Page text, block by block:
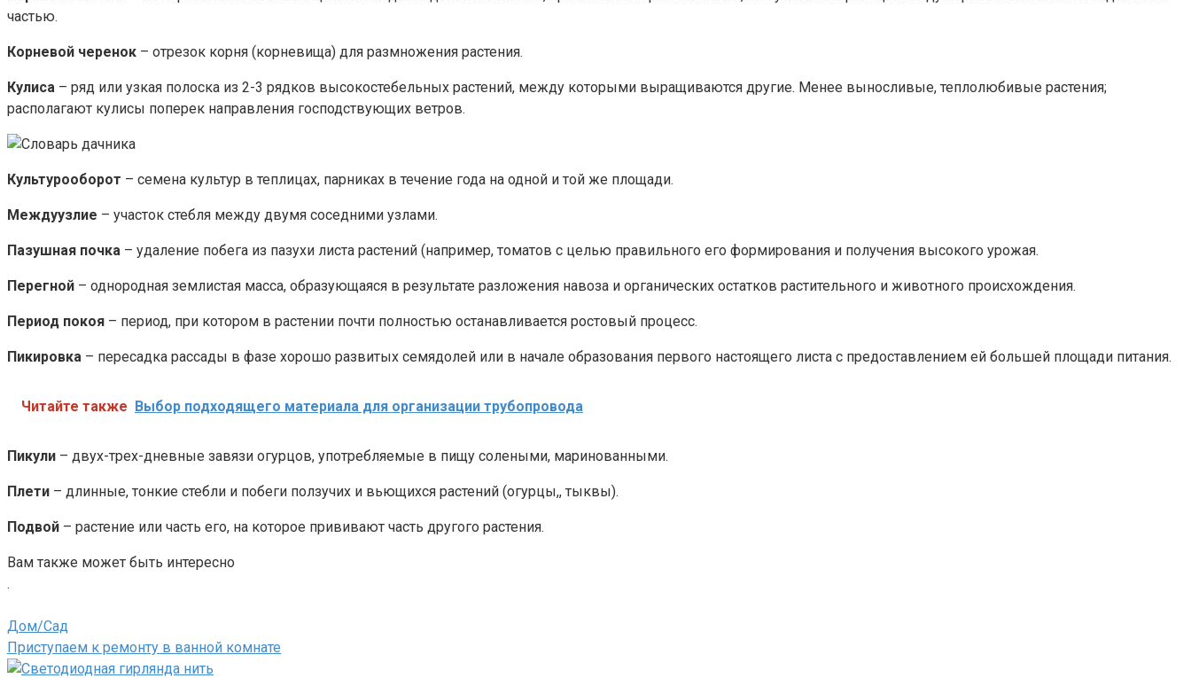
частью.
Корневой черенок – отрезок корня (корневища) для размножения растения.
Кулиса – ряд или узкая полоска из 2-3 рядков высокостебельных растений, между которыми выращиваются другие. Менее выносливые, теплолюбивые растения;
располагают кулисы поперек направления господствующих ветров.
Культурооборот – семена культур в теплицах, парниках в течение года на одной и той же площади.
Междуузлие – участок стебля между двумя соседними узлами.
Пазушная почка – удаление побега из пазухи листа растений (например, томатов с целью правильного его формирования и получения высокого урожая.
Перегной – однородная землистая масса, образующаяся в результате разложения навоза и органических остатков растительного и животного происхождения.
Период покоя – период, при котором в растении почти полностью останавливается ростовый процесс.
Пикировка – пересадка рассады в фазе хорошо развитых семядолей или в начале образования первого настоящего листа с предоставлением ей большей площади питания.
Читайте также Выбор подходящего материала для организации трубопровода
Пикули – двух-трех-дневные завязи огурцов, употребляемые в пищу солеными, маринованными.
Плети – длинные, тонкие стебли и побеги ползучих и вьющихся растений (огурцы,, тыквы).
Подвой – растение или часть его, на которое прививают часть другого растения.
Вам также может быть интересно
.
Дом/Сад
Приступаем к ремонту в ванной комнате